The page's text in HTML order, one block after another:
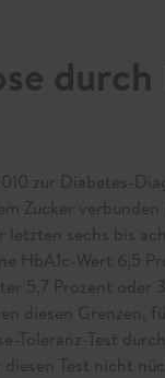
zur Diabetes-
Zucker verbunden
sechs bis
HbA1c-Wert 6,5
5,7 Prozent oder
diesen Grenzen,
Toleranz-Test
Test nicht